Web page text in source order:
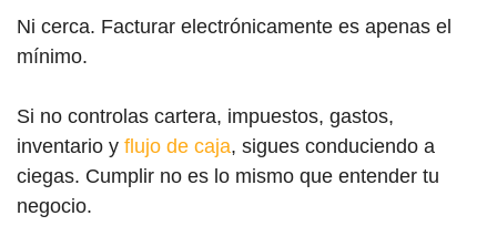
Ni cerca. Facturar electrónicamente es apenas el
mínimo.
Si no controlas cartera, impuestos, gastos,
inventario y flujo de caja, sigues conduciendo a
ciegas. Cumplir no es lo mismo que entender tu
negocio.